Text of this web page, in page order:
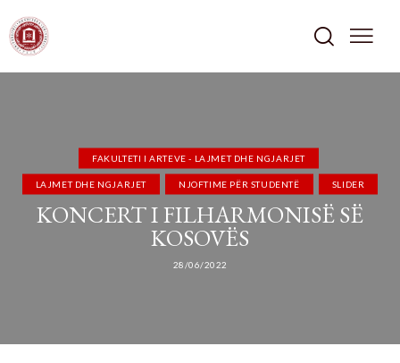
FAKULTETI I ARTEVE - LAJMET DHE NGJARJET
LAJMET DHE NGJARJET NJOFTIME PËR STUDENTË SLIDER
KONCERT I FILHARMONISË SË
KOSOVËS
28/06/2022